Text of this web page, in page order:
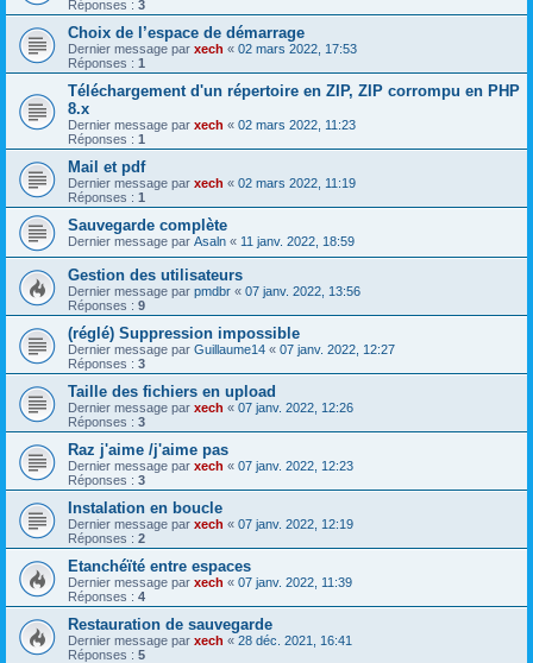
Réponses : 3
Choix de l’espace de démarrage
Dernier message par xech « 02 mars 2022, 17:53
Réponses : 1
Téléchargement d'un répertoire en ZIP, ZIP corrompu en PHP
8.x
Dernier message par xech « 02 mars 2022, 11:23
Réponses : 1
Mail et pdf
Dernier message par xech « 02 mars 2022, 11:19
Réponses : 1
Sauvegarde complète
Dernier message par Asaln « 11 janv. 2022, 18:59
Gestion des utilisateurs
Dernier message par pmdbr « 07 janv. 2022, 13:56
Réponses : 9
(réglé) Suppression impossible
Dernier message par Guillaume14 « 07 janv. 2022, 12:27
Réponses : 3
Taille des fichiers en upload
Dernier message par xech « 07 janv. 2022, 12:26
Réponses : 3
Raz j'aime /j'aime pas
Dernier message par xech « 07 janv. 2022, 12:23
Réponses : 3
Instalation en boucle
Dernier message par xech « 07 janv. 2022, 12:19
Réponses : 2
Etanchéïté entre espaces
Dernier message par xech « 07 janv. 2022, 11:39
Réponses : 4
Restauration de sauvegarde
Dernier message par xech « 28 déc. 2021, 16:41
Réponses : 5